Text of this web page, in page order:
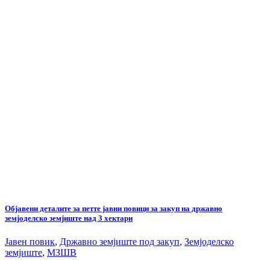
Објавени деталите за петте јавни повици за закуп на државно
земјоделско земјиште над 3 хектари
Јавен повик, Државно земјиште под закуп, Земјоделско
земјиште, МЗШВ